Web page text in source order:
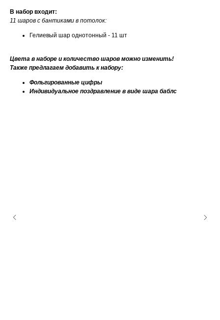
В набор входит:
11 шаров с бантиками в потолок:
Гелиевый шар однотонный - 11 шт
Цвета в наборе и количество шаров можно изменить!
Также предлагаем добавить к набору:
Фольгированные цифры
Индивидуальное поздравление в виде шара баблс